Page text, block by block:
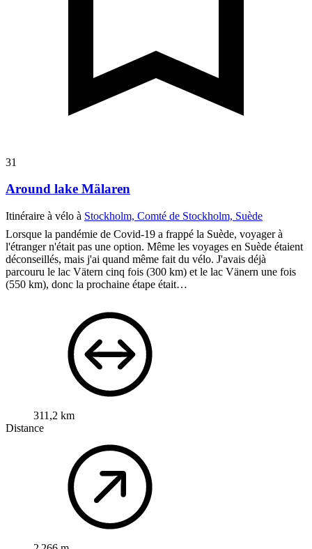
31
Around lake Mälaren
Itinéraire à vélo à Stockholm, Comté de Stockholm, Suède
Lorsque la pandémie de Covid-19 a frappé la Suède, voyager à
l'étranger n'était pas une option. Même les voyages en Suède étaient
déconseillés, mais j'ai quand même fait du vélo. J'avais déjà
parcouru le lac Vätern cinq fois (300 km) et le lac Vänern une fois
(550 km), donc la prochaine étape était…
311,2 km
Distance